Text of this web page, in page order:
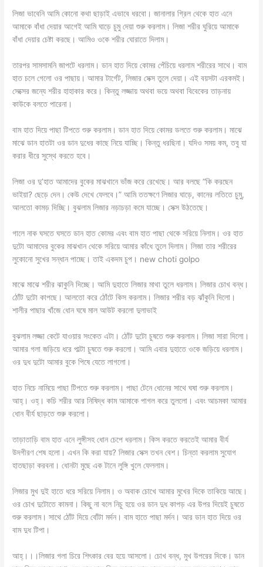
লিজা ভাবেনি আমি কোনো কথা ছাড়াই এভাবে ধরবো। জানালার গ্রিল থেকে হাত এনে
আমাকে বাঁধা দেয়ার আগেই আমি ঘাড়ে চুমু দেয়া শুরু করলাম। লিজা শরীর ঘুরিয়ে আমাকে
বাঁধা দেয়ার চেষ্টা করছে। আমিও ওকে শরীর ঘোরাতে দিলাম।
তারপর সামসামনি জাপটে ধরলাম। ডান হাত দিয়ে কোমর পেঁচিয়ে ধরলাম শরীরের সাথে। বাম
হাত চলে গেলো ওর পাছায়। আমার টার্গেট, লিজার সেক্স তুলে দেয়া। এই বয়সটা এরকমই।
সেক্সের জন্যে শরীর হাহাকার করে। কিন্তু লজ্জায় অথবা ভয়ে অথবা বিবেকের তাড়নায়
কাউকে বলতে পারেনা।
বাম হাত দিয়ে পাছা টিপতে শুরু করলাম। ডান হাত দিয়ে কোমর ডলতে শুরু করলাম। মাঝে
মাঝে ডান হাতটা ওর ডান দুধের কাছে নিয়ে যাচ্ছি। কিন্তু ধরছিনা। যদিও সময় কম, তবু যা
করার ধীরে সুস্থে করতে হবে।
লিজা ওর দু’হাত আমাদের বুকের মাঝখানে ভাঁজ করে রেখেছে। আর বলছে “কি করছেন
ভাইয়া? ছেড়ে দেন। কেউ দেখে ফেলবে।” আমি ততক্ষণে লিজার ঘাড়ে, কানের লতিতে চুমু,
আলতো কামড় দিচ্ছি। বুঝলাম লিজার নড়াচড়া কমে যাচ্ছে। সেক্স উঠতেছে।
গালে নাক ঘসতে ঘসতে ডান হাত কোমর এবং বাম হাত পাছা থেকে সরিয়ে নিলাম। ওর হাত
দুটো আমাদের বুকের মাঝখান থেকে সরিয়ে আমার কাঁধে তুলে দিলাম। লিজা তার শরীরের
লুকোনো সুখের সন্ধান পাচ্ছে। তাই একদম চুপ। new choti golpo
মাঝে মাঝে শরীর ঝাকুনি দিচ্ছে। আমি দুহাতে লিজার মাথা তুলে ধরলাম। লিজার চোখ বন্ধ।
ঠোঁট দুটো কাপছে। আলতো করে ঠোঁটে কিস করলাম। লিজার শরীর বড় ঝাঁকুনি দিলো।
শালীর পাছার খাঁজে ধোন ঘষে মাল আউট করলো দুলাভাই
বুঝলাম লজ্জা কেটে যাওয়ার সংকেত এটা। ঠোঁট দুটো চুষতে শুরু করলাম। লিজা সারা দিলো।
আমার গলা জড়িয়ে ধরে পাল্টা চুষতে শুরু করলো। আমি এবার দুহাতে ওকে জড়িয়ে ধরলাম।
ওর দুধ দুটো আমার বুকে পিষে যেতে লাগলো।
হাত নিচে নামিয়ে পাছা টিপতে শুরু করলাম। পাছা টেনে ধোনের সাথে ঘষা শুরু করলাম।
আহ্। ওহ্। কচি শরীর আর নিষিদ্ধ কাম আমাকে পাগল করে তুললো। এবং আচমকা আমার
ধোন বীর্য ছাড়তে শুরু করলো।
তাড়াতাড়ি বাম হাত এনে লুঙ্গীসহ ধোন চেপে ধরলাম। কিস করতে করতেই আমার বীর্য
উদগীরণ শেষ হলো। এখন কি করা যায়? লিজার সেক্স তখন বেশ। চিন্তা করলাম সুযোগ
হাতছাড়া করবনা। ধোনটা মুছে এক টানে লুঙ্গি খুলে ফেললাম।
লিজার মুখ দুই হাতে ধরে সরিয়ে নিলাম। ও অবাক চোখে আমার মুখের দিকে তাকিয়ে আছে।
ওর চোখ দুটোতে কামনা। কিছু না বলে নিচু হয়ে ওর ডান দুধ কাপড় এর উপর দিয়েই চুষতে
শুরু করলাম। সাথে ঠোঁট দিয়ে বোঁটা মর্দন। বাম হাতে পাছা মর্দন। আর ডান হাত দিয়ে ওর
বাম দুধ টিপা।
আহ্।।।লিজার গলা চিরে শিৎকার বের হয়ে আসলো। চোখ বন্ধ, মুখ উপরের দিকে। ডান